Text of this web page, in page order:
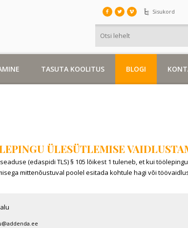
Sisukord
TASUTA KOOLITUS BLOGI
ÜLESÜTLEMISE
(edaspidi TLS) § 105 lõikest 1 tuleneb, et kui
mittenõustuval poolel esitada kohtule hagi või